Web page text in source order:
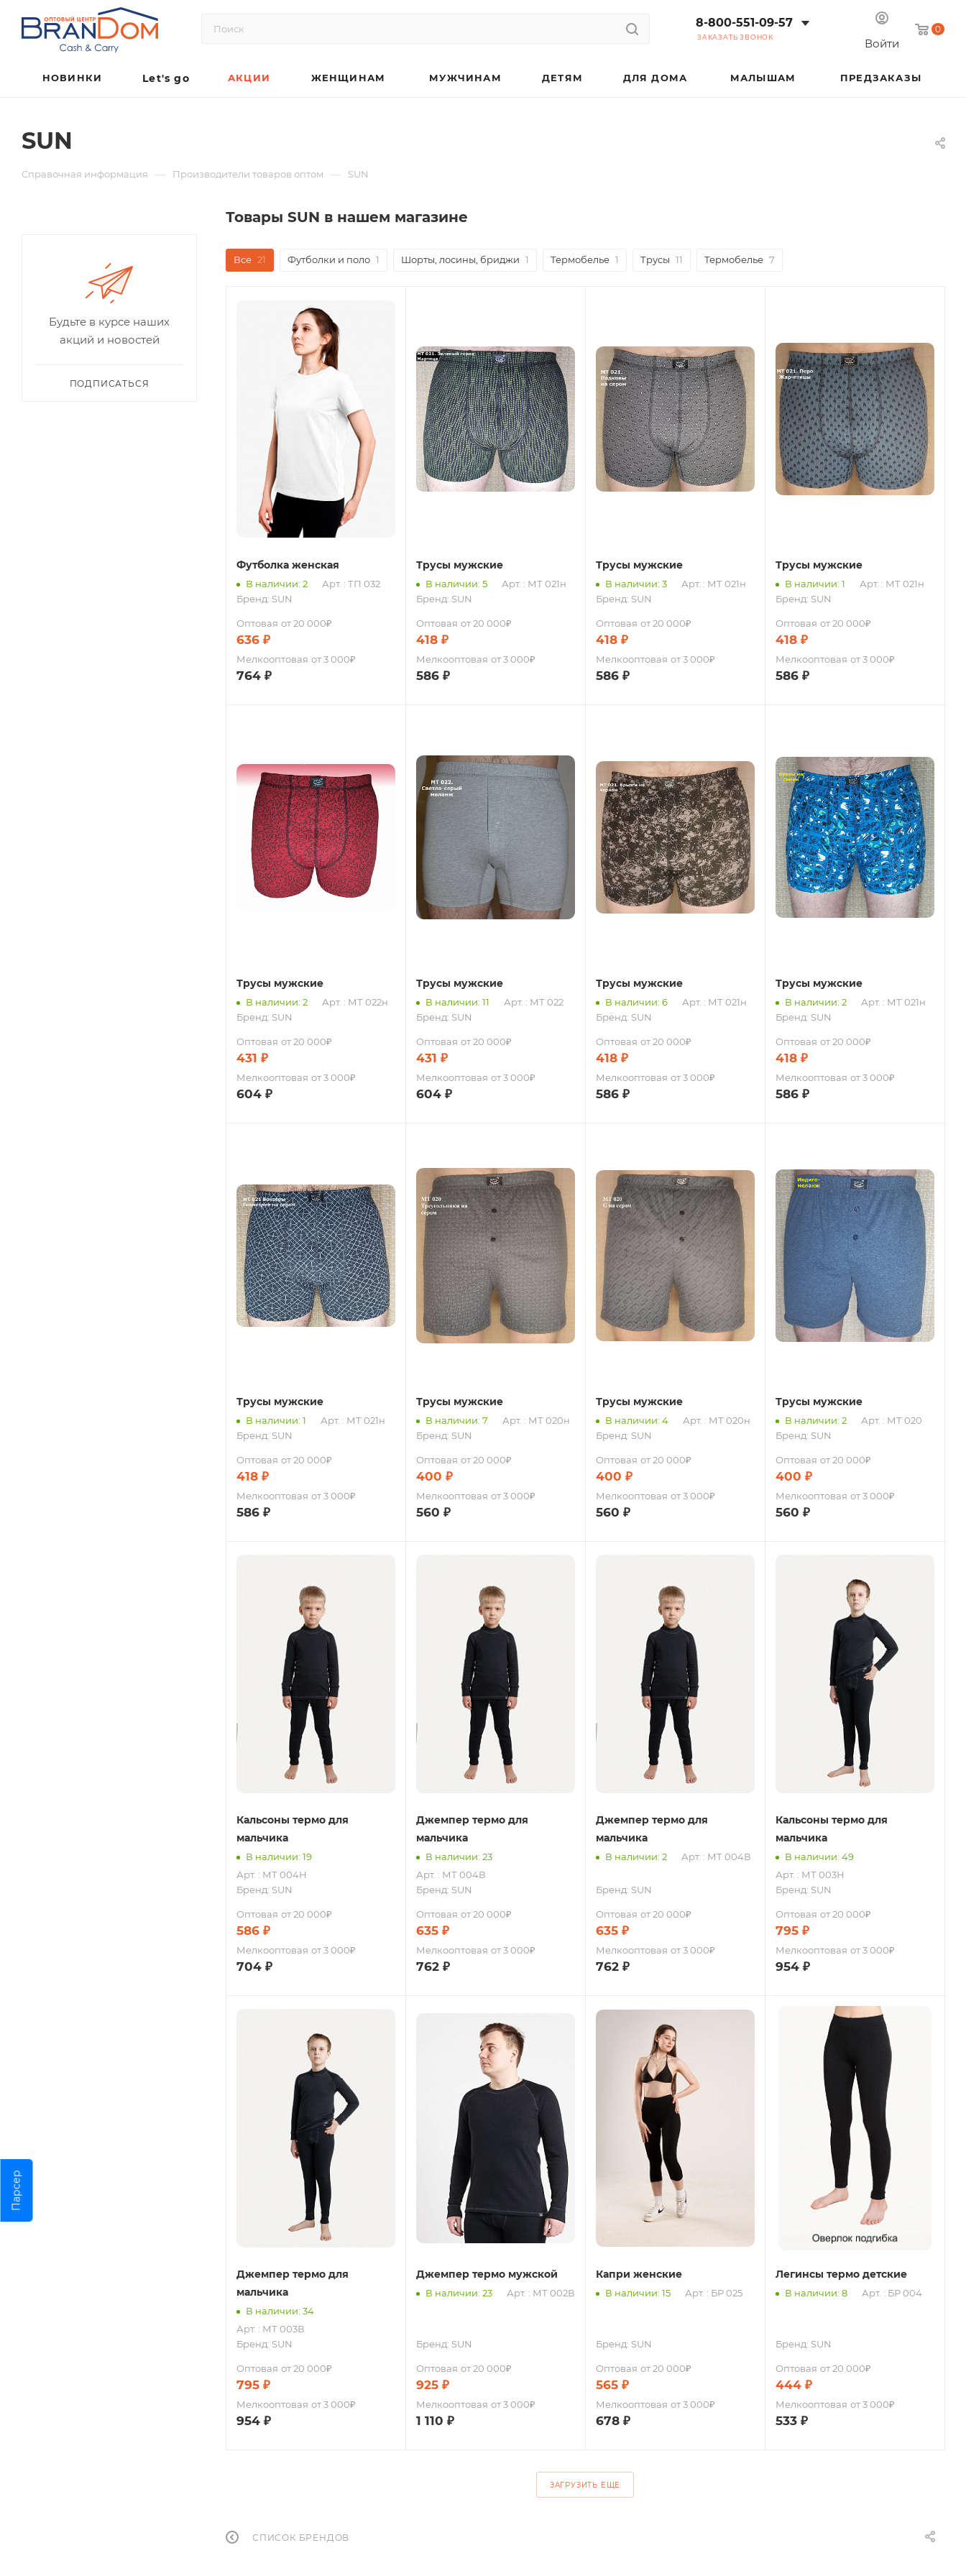
0
Войти
8-800-551-09-57
ЗАКАЗАТЬ ЗВОНОК
НОВИНКИ Let's go АКЦИИ ЖЕНЩИНАМ МУЖЧИНАМ ДЕТЯМ ДЛЯ ДОМА МАЛЫШАМ ПРЕДЗАКАЗЫ
SUN
Справочная информация — Производители товаров оптом — SUN
Товары SUN в нашем магазине
Все 21 Футболки и поло 1 Шорты, лосины, бриджи 1 Термобелье 1 Трусы 11 Термобелье 7
Футболка женская
В наличии: 2
Арт. : ТП 032
Бренд: SUN
Оптовая от 20 000₽
636 ₽
Мелкооптовая от 3 000₽
764 ₽
Трусы мужские
В наличии: 5
Арт. : МТ 021н
Бренд: SUN
Оптовая от 20 000₽
418 ₽
Мелкооптовая от 3 000₽
586 ₽
Трусы мужские
В наличии: 3
Арт. : МТ 021н
Бренд: SUN
Оптовая от 20 000₽
418 ₽
Мелкооптовая от 3 000₽
586 ₽
Трусы мужские
В наличии: 1
Арт. : МТ 021н
Бренд: SUN
Оптовая от 20 000₽
418 ₽
Мелкооптовая от 3 000₽
586 ₽
Трусы мужские
В наличии: 2
Арт. : МТ 022н
Бренд: SUN
Оптовая от 20 000₽
431 ₽
Мелкооптовая от 3 000₽
604 ₽
Трусы мужские
В наличии: 11
Арт. : МТ 022
Бренд: SUN
Оптовая от 20 000₽
431 ₽
Мелкооптовая от 3 000₽
604 ₽
Трусы мужские
В наличии: 6
Арт. : МТ 021н
Бренд: SUN
Оптовая от 20 000₽
418 ₽
Мелкооптовая от 3 000₽
586 ₽
Трусы мужские
В наличии: 2
Арт. : МТ 021н
Бренд: SUN
Оптовая от 20 000₽
418 ₽
Мелкооптовая от 3 000₽
586 ₽
Трусы мужские
В наличии: 1
Арт. : МТ 021н
Бренд: SUN
Оптовая от 20 000₽
418 ₽
Мелкооптовая от 3 000₽
586 ₽
Трусы мужские
В наличии: 7
Арт. : МТ 020н
Бренд: SUN
Оптовая от 20 000₽
400 ₽
Мелкооптовая от 3 000₽
560 ₽
Трусы мужские
В наличии: 4
Арт. : МТ 020н
Бренд: SUN
Оптовая от 20 000₽
400 ₽
Мелкооптовая от 3 000₽
560 ₽
Трусы мужские
В наличии: 2
Арт. : МТ 020
Бренд: SUN
Оптовая от 20 000₽
400 ₽
Мелкооптовая от 3 000₽
560 ₽
Кальсоны термо для
мальчика
В наличии: 19
Арт. : МТ 004Н
Бренд: SUN
Оптовая от 20 000₽
586 ₽
Мелкооптовая от 3 000₽
704 ₽
Джемпер термо для
мальчика
В наличии: 23
Арт. : МТ 004В
Бренд: SUN
Оптовая от 20 000₽
635 ₽
Мелкооптовая от 3 000₽
762 ₽
Джемпер термо для
мальчика
В наличии: 2 Арт. : МТ 004В
Бренд: SUN
Оптовая от 20 000₽
635 ₽
Мелкооптовая от 3 000₽
762 ₽
Кальсоны термо для
мальчика
В наличии: 49
Арт. : МТ 003Н
Бренд: SUN
Оптовая от 20 000₽
795 ₽
Мелкооптовая от 3 000₽
954 ₽
Джемпер термо для
мальчика
В наличии: 34
Арт. : МТ 003В
Бренд: SUN
Оптовая от 20 000₽
795 ₽
Мелкооптовая от 3 000₽
954 ₽
Джемпер термо мужской
В наличии: 23 Арт. : МТ 002В
Бренд: SUN
Оптовая от 20 000₽
925 ₽
Мелкооптовая от 3 000₽
1 110 ₽
Капри женские
В наличии: 15 Арт. : БР 025
Бренд: SUN
Оптовая от 20 000₽
565 ₽
Мелкооптовая от 3 000₽
678 ₽
Легинсы термо детские
В наличии: 8 Арт. : БР 004
Бренд: SUN
Оптовая от 20 000₽
444 ₽
Мелкооптовая от 3 000₽
533 ₽
ЗАГРУЗИТЬ ЕЩЕ
Парсер
СПИСОК БРЕНДОВ
Будьте в курсе наших
акций и новостей
ПОДПИСАТЬСЯ